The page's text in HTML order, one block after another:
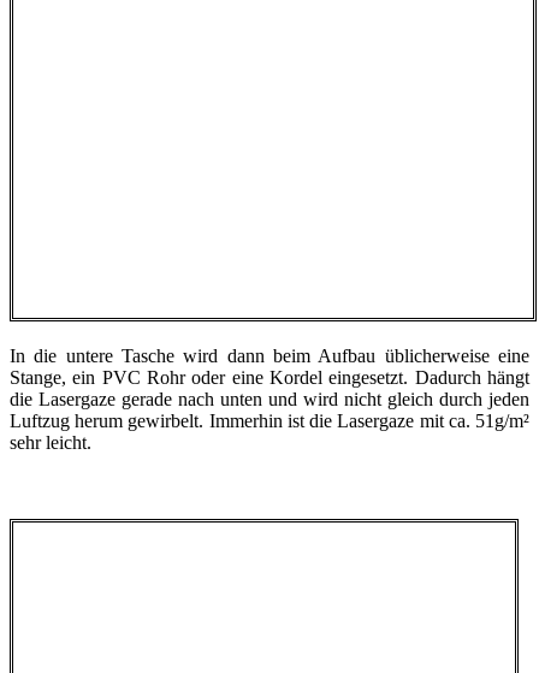
In die untere Tasche wird dann beim Aufbau üblicherweise eine
Stange, ein PVC Rohr oder eine Kordel eingesetzt. Dadurch hängt
die Lasergaze gerade nach unten und wird nicht gleich durch jeden
Luftzug herum gewirbelt. Immerhin ist die Lasergaze mit ca. 51g/m²
sehr leicht.